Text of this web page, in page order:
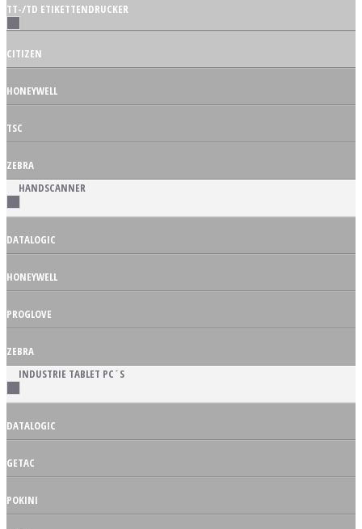
TT-/TD ETIKETTENDRUCKER
CITIZEN
HONEYWELL
TSC
ZEBRA
HANDSCANNER
DATALOGIC
HONEYWELL
PROGLOVE
ZEBRA
INDUSTRIE TABLET PC´S
DATALOGIC
GETAC
POKINI